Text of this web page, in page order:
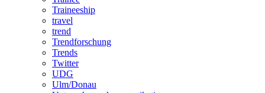
Traineeship
travel
trend
Trendforschung
Trends
Twitter
UDG
Ulm/Donau